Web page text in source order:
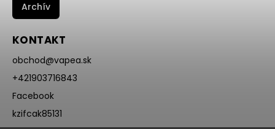
Archív
KONTAKT
obchod@vapea.sk
+421903716843
Facebook
kzifcak85131